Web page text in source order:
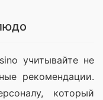
учитывайте не
рекомендации.
который